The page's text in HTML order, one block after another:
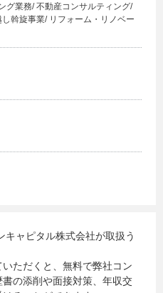
グ業務/ 不動産コンサルティング/
斡旋事業/ リフォーム・リノベー
キャピタル株式会社が取扱う
ただくと、無料で弊社コン
の添削や面接対策、年収交